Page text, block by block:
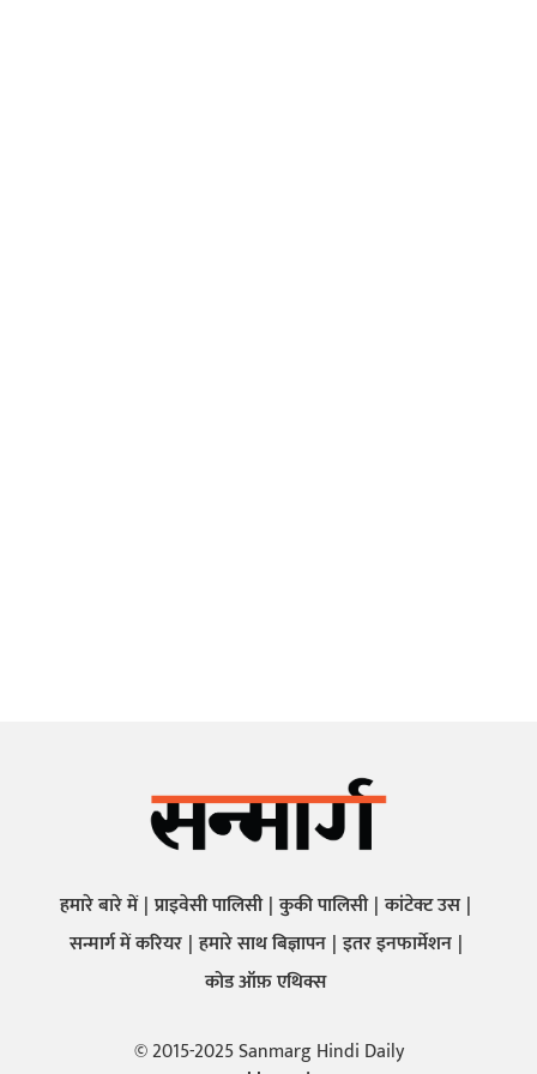
हमारे बारे में प्राइवेसी पालिसी कुकी पालिसी कांटेक्ट उस
सन्मार्ग में करियर हमारे साथ बिज्ञापन इतर इनफार्मेशन
कोड ऑफ़ एथिक्स
© 2015-2025 Sanmarg Hindi Daily